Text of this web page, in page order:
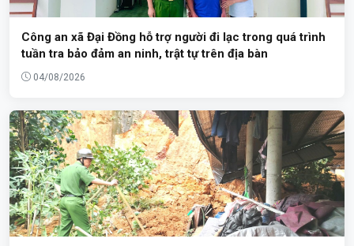
Công an xã Đại Đồng hỗ trợ người đi lạc trong quá trình
tuần tra bảo đảm an ninh, trật tự trên địa bàn
04/08/2026